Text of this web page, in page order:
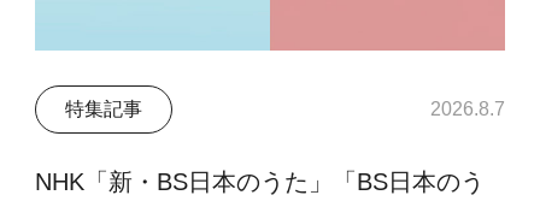
特集記事 2026.8.7
NHK「新・BS日本のうた」「BS日本のう